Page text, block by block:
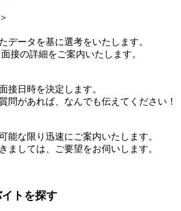
データを基に選考をいたします。
接の詳細をご案内いたします。
接日時を決定します。
問があれば、なんでも伝えてください！
能な限り迅速にご案内いたします。
ましては、ご要望をお伺いします。
トを探す